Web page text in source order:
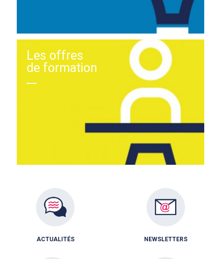
Les offres
de formation
ACTUALITÉS NEWSLETTERS